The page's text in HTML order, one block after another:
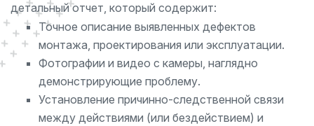
детальный отчет, который содержит:
Точное описание выявленных дефектов
монтажа, проектирования или эксплуатации.
Фотографии и видео с камеры, наглядно
демонстрирующие проблему.
Установление причинно-следственной связи
между действиями (или бездействием) и